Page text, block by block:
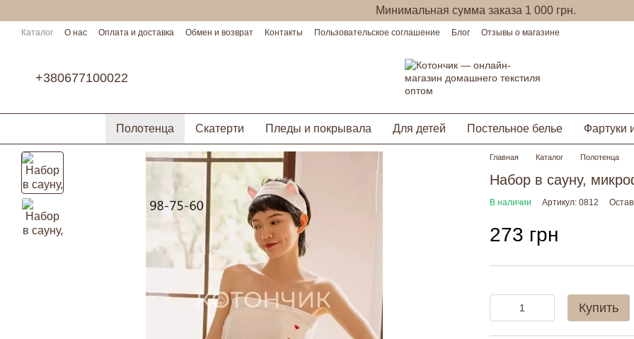
Минимальная сумма заказа 1 000 грн.
Каталог О нас Оплата и доставка Обмен и возврат Контакты Пользовательское соглашение Блог
Отзывы о магазине
+380677100022
Полотенца Скатерти Пледы и покрывала Для детей Постельное белье Фартуки
Главная Каталог Полотенца
Набор в сауну,
В наличии Артикул: 0812
273 грн
Купить